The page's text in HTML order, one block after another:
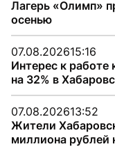
Лагерь «Олимп»
осенью
07.08.202615:16
Интерес к работе
на 32% в
07.08.202613:52
Жители
миллиона рублей